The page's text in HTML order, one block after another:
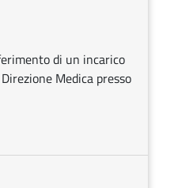
di un incarico
Medica presso